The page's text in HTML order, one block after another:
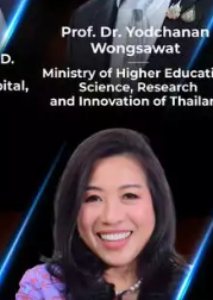
กในวุฒิสภา ทำให้กฎ
อกกฎหมายภายหลัง
สมากขึ้น ซึ่งหากพรร
รอาจต้องแลกกับการ
โมแครตผ่านความเห็
ห้การผ่านร่างกฎหมา
ที่ประธานาธิบดีทรัม
ำนาจของฝ่ายบริหาร
งคงต้องผ่านสภาคอง